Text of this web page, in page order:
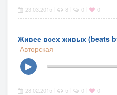
23.03.2015 8 0 0
Живее всех живых (beats
Авторская
▶
28.02.2015 5 0 0